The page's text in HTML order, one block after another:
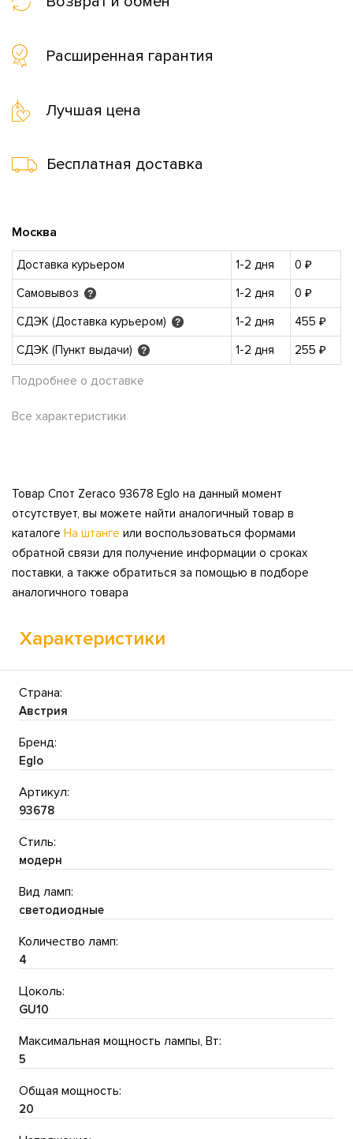
Расширенная гарантия
Лучшая цена
Бесплатная доставка
Москва
Доставка курьером 1-2 дня
0 ₽
Самовывоз
? 1-2 дня
0 ₽
СДЭК (Доставка курьером)
? 1-2 дня
455 ₽
СДЭК (Пункт выдачи)
? 1-2 дня 255 ₽
Подробнее о доставке
Все характеристики
Товар Спот Zeraco 93678 Eglo на данный момент
отсутствует, вы можете найти аналогичный товар в
каталоге На штанге или воспользоваться формами
обратной связи для получение информации о сроках
поставки, а также обратиться за помощью в подборе
аналогичного товара
Характеристики
Страна:
Австрия
Бренд:
Eglo
Артикул:
93678
Стиль:
модерн
Вид ламп:
светодиодные
Количество ламп:
4
Цоколь:
GU10
Максимальная мощность лампы, Вт:
5
Общая мощность:
20